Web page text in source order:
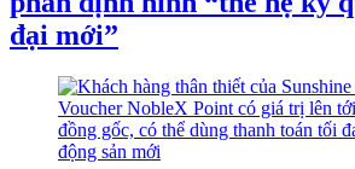
đại mới”